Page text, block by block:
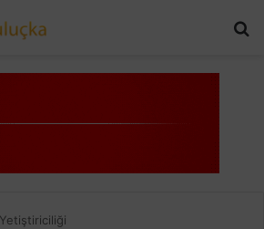
Yetiştiriciliği